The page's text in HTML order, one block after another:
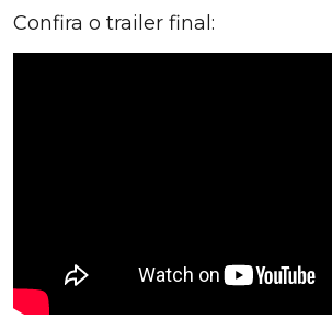
Confira o trailer final: